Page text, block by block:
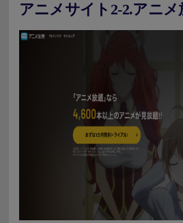
アニメサイト2-2.アニメ